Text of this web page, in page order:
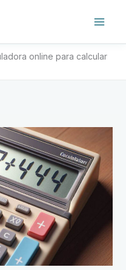
online para calcular